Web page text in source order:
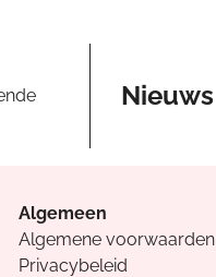
Nieuws
Algemeen
Algemene voorwaarden
Privacybeleid